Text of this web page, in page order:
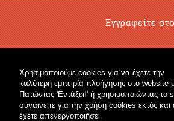
Χρησιμοποιούμε cookies για να έχετε την
καλύτερη εμπειρία πλοήγησης στο website
Πατώντας 'Εντάξει!' ή χρησιμοποιώντας το
συναινείτε για την χρήση cookies εκτός και
έχετε απενεργοποιήσει.
Εγγραφείτε
Μουσικό Βιβλιοπωλείο
Κρουστά & Εκπαιδευτικό Υλικό
Γενικό Βιβλιοπωλείο